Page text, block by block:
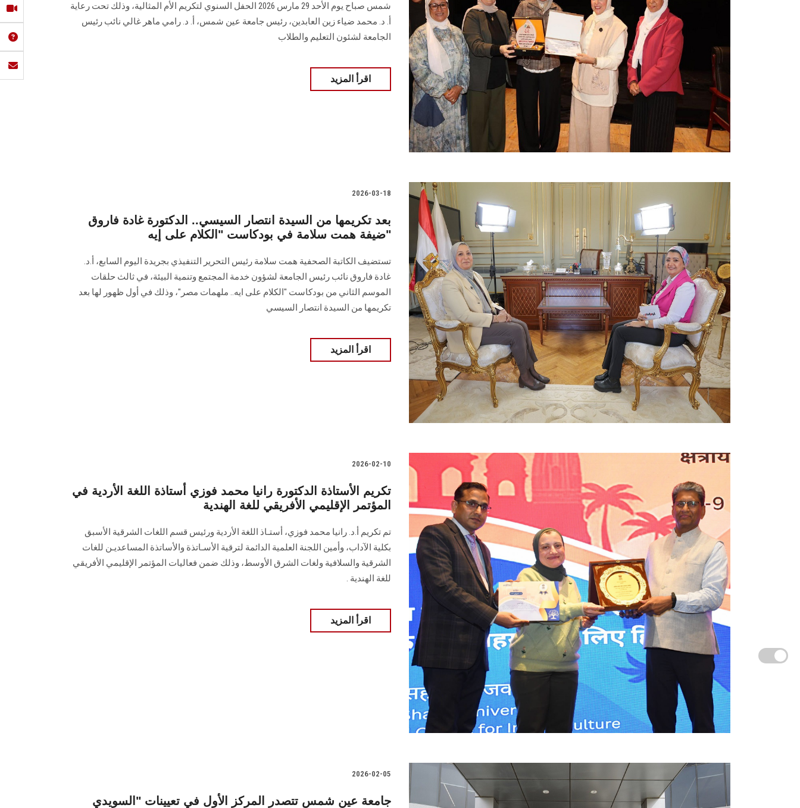
شمس صباح يوم الأحد 29 مارس 2026 الحفل السنوي لتكريم الأم المثالية، وذلك تحت رعاية
أ. د. محمد ضياء زين العابدين، رئيس جامعة عين شمس، أ. د. رامي ماهر غالي نائب رئيس
الجامعة لشئون التعليم والطلاب
اقرأ المزيد
2026-03-18
بعد تكريمها من السيدة انتصار السيسي.. الدكتورة غادة فاروق
ضيفة همت سلامة في بودكاست "الكلام على إيه"
تستضيف الكاتبة الصحفية همت سلامة رئيس التحرير التنفيذي بجريدة اليوم السابع، أ.د.
غادة فاروق نائب رئيس الجامعة لشؤون خدمة المجتمع وتنمية البيئة، في ثالث حلقات
الموسم الثاني من بودكاست "الكلام على ايه.. ملهمات مصر"، وذلك في أول ظهور لها بعد
تكريمها من السيدة انتصار السيسي
اقرأ المزيد
2026-02-10
تكريم الأستاذة الدكتورة رانيا محمد فوزي أستاذة اللغة الأردية في
المؤتمر الإقليمي الأفريقي للغة الهندية
تم تكريم أ.د. رانيا محمد فوزي، أستـاذ اللغة الأردية ورئيس قسم اللغات الشرقية الأسبق
بكلية الآداب، وأمين اللجنة العلمية الدائمة لترقية الأسـاتذة والأساتذة المساعديـن للغات
الشرقية والسلافية ولغات الشرق الأوسط، وذلك ضمن فعاليات المؤتمر الإقليمي الأفريقي
للغة الهندية .
اقرأ المزيد
2026-02-05
جامعة عين شمس تتصدر المركز الأول في تعيينات "السويدي